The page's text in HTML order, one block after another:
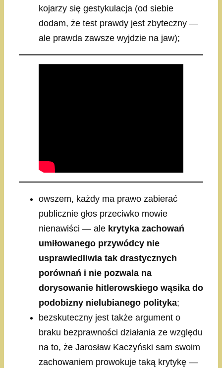
kojarzy się gestykulacja (od siebie
dodam, że test prawdy jest zbyteczny —
ale prawda zawsze wyjdzie na jaw);
owszem, każdy ma prawo zabierać
publicznie głos przeciwko mowie
nienawiści — ale krytyka zachowań
umiłowanego przywódcy nie
usprawiedliwia tak drastycznych
porównań i nie pozwala na
dorysowanie hitlerowskiego wąsika do
podobizny nielubianego polityka;
bezskuteczny jest także argument o
braku bezprawności działania ze względu
na to, że Jarosław Kaczyński sam swoim
zachowaniem prowokuje taką krytykę —